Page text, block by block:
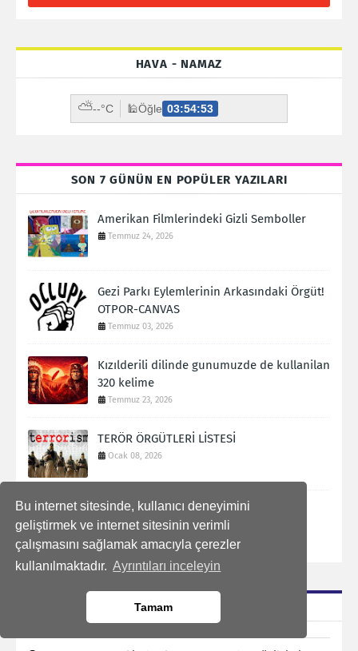
Bu internet sitesinde, kullanıcı deneyimini
geliştirmek ve internet sitesinin verimli
çalışmasını sağlamak amacıyla çerezler
kullanılmaktadır. Ayrıntıları inceleyin
Tamam
HAVA - NAMAZ
⛅--°C 🕌Öğle 03:54:52
SON 7 GÜNÜN EN POPÜLER YAZILARI
Amerikan Filmlerindeki Gizli Semboller
Temmuz 24, 2026
Gezi Parkı Eylemlerinin Arkasındaki Örgüt!
OTPOR-CANVAS
Temmuz 03, 2026
Kızılderili dilinde gunumuzde de kullanilan
320 kelime
Temmuz 23, 2026
TERÖR ÖRGÜTLERİ LİSTESİ
Ocak 08, 2026
Kuranda israil Ayetleri
Temmuz 14, 2026
SON YORUMLAR